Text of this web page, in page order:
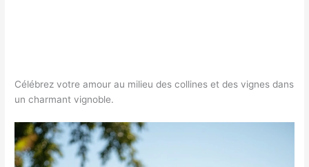
Célébrez votre amour au milieu des collines et des vignes dans
un charmant vignoble.